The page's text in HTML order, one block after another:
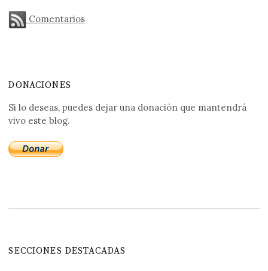
Comentarios
DONACIONES
Si lo deseas, puedes dejar una donación que mantendrá
vivo este blog.
SECCIONES DESTACADAS